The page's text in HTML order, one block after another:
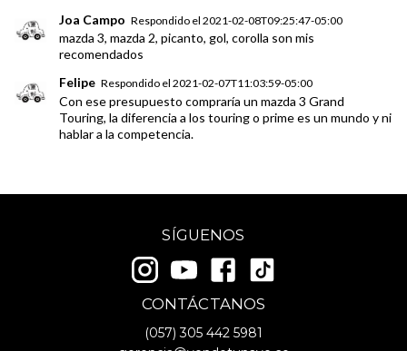
Joa Campo Respondido el2021-02-08T09:25:47-05:00
mazda 3, mazda 2, picanto, gol, corolla son mis
recomendados
Felipe Respondido el2021-02-07T11:03:59-05:00
Con ese presupuesto compraría un mazda 3 Grand
Touring, la diferencia a los touring o prime es un mundo y ni
hablar a la competencia.
SÍGUENOS
CONTÁCTANOS
(057)305 442 5981